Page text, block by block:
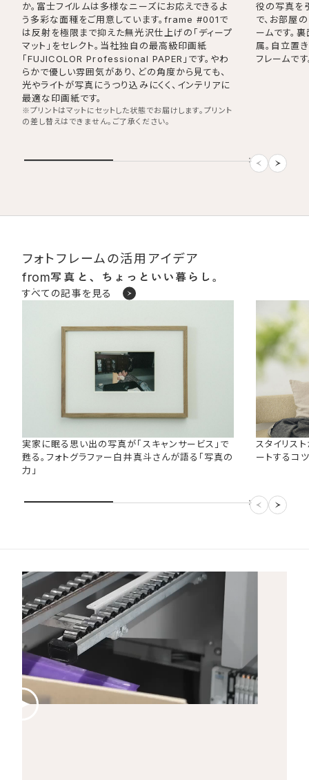
か。富士フイルムは多様なニーズにお応えできるよ
う多彩な面種をご用意しています。frame #001で
は反射を極限まで抑えた無光沢仕上げの「ディープ
マット」をセレクト。当社独自の最高級印画紙
「FUJICOLOR Professional PAPER」です。やわ
らかで優しい雰囲気があり、どの角度から見ても、
光やライトが写真にうつり込みにくく、インテリアに
最適な印画紙です。
※プリントはマットにセットした状態でお届けします。プリント
の差し替えはできません。ご了承ください。
役の写真を
で、お部屋
ームです。
属。自立置
フレームです
フォトフレームの活用アイデア
from
すべての記事を見る
実家に眠る思い出の写真が「スキャンサービス」で
甦る。フォトグラファー白井真斗さんが語る「写真の
力」
スタイリス
ートするコツ